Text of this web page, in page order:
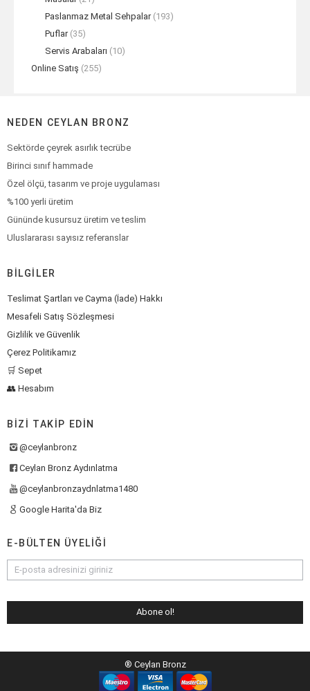
Paslanmaz Metal Sehpalar (193)
Puflar (35)
Servis Arabaları (10)
Online Satış (255)
NEDEN CEYLAN BRONZ
Sektörde çeyrek asırlık tecrübe
Birinci sınıf hammade
Özel ölçü, tasarım ve proje uygulaması
%100 yerli üretim
Gününde kusursuz üretim ve teslim
Uluslararası sayısız referanslar
BILGILER
Teslimat Şartları ve Cayma (İade) Hakkı
Mesafeli Satış Sözleşmesi
Gizlilik ve Güvenlik
Çerez Politikamız
🛒 Sepet
👥 Hesabım
BIZI TAKIP EDIN
@ceylanbronz
Ceylan Bronz Aydınlatma
@ceylanbronzaydnlatma1480
Google Harita'da Biz
E-BÜLTEN ÜYELIĞI
® Ceylan Bronz